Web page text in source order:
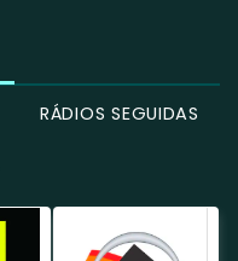
RÁDIOS SEGUIDAS